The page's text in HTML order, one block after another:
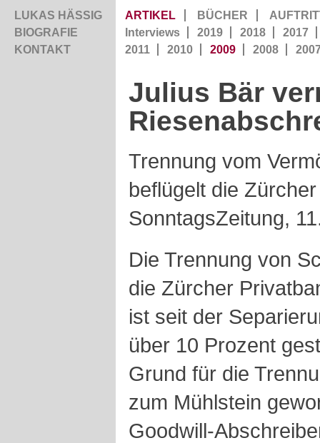
LUKAS HÄSSIG
BIOGRAFIE
KONTAKT
ARTIKEL BÜCHER
Interviews
2019 2018
2017
2011
2010 2009 2008
Julius Bär
Trennung vom
beflügelt die
SonntagsZeitung,
Die Trennung von
die Zürcher
ist seit der
über 10 Prozent
Grund für die
zum Mühlstein
Goodwill-